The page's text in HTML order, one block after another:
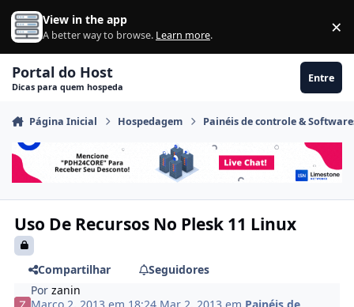
Ir para conteúdo
View in the app
A better way to browse. Learn more. ×
Portal do Host
Dicas para quem hospeda
Entre
Página Inicial Hospedagem Painéis de controle &
Uso De Recursos No Plesk 11 Linux
Compartilhar
Seguidores
Porzanin